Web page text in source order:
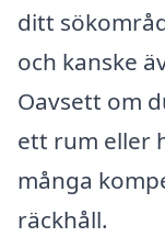
ditt
och kanske
Oavsett om
ett rum eller
många
räckhåll.